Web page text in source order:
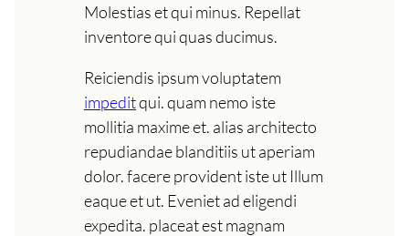
Molestias et qui minus. Repellat
inventore qui quas ducimus.
Reiciendis ipsum voluptatem
impeditqui. quam nemo iste
mollitia maxime et. alias architecto
repudiandae blanditiis ut aperiam
dolor. facere provident iste ut Illum
eaque et ut. Eveniet ad eligendi
expedita. placeat est magnam